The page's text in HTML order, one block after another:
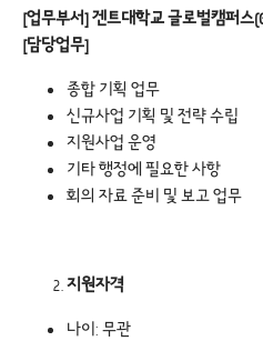
[업무부서] 겐트대학교 글로벌캠퍼스
[담당업무]
종합 기획 업무
신규사업 기획 및 전략 수립
지원사업 운영
기타 행정에 필요한 사항
회의 자료 준비 및 보고 업무
지원자격
나이: 무관